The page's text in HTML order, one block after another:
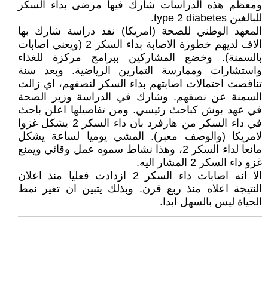
ومعظم هذه الدراسات شارك فيها مرضى بداء السكر
للبالغين type 2 diabetes.
المعهد الوطني للصحة (امريكا) نفذ دراسة شارك بها
الاف لديهم خطورة الاصابة بداء السكر 2 (ويعني اصابات
بالسمنة). وخضع المشاركين ببرامج مركزة للغذاء
واستشارات وممارسة التمارين الرياضية. وبعد سنة
تناقصت احتمالات اصابتهم بداء السكر لنصفهم، اي زالت
السمنة عن نصفهم. وشارك في الدراسة وزير الصحة
في عهد بوش كباحث رئيسي. ومن تفاصيلها اعلن باحث
في داء السكر من هارفرد بان داء السكر 2 يشكل غزوا
لامريكا (والوصف معبر). المشي يوميا لساعة يشكل
مانعا لداء السكر 2، وهذا نشاط سموه عمل وقائي ويمنع
غزو داء السكر 2 المشار اليه.
الا انه اصابات داء السكر 2 ازدادت فعليا منذ اعلان
النتيجة اعلاه منذ ربع قرن. وبذلك يتبين ان تغير نمط
الحياة ليس بالسهل ابدا.